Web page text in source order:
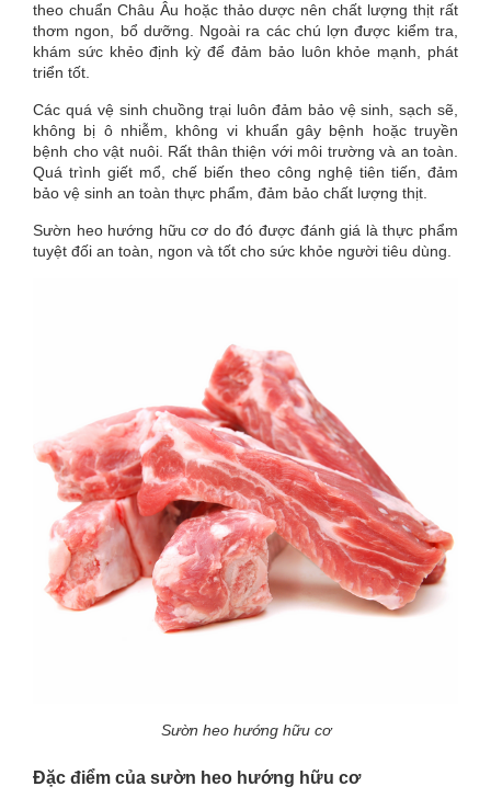
theo chuẩn Châu Âu hoặc thảo dược nên chất lượng thịt rất
thơm ngon, bổ dưỡng. Ngoài ra các chú lợn được kiểm tra,
khám sức khẻo định kỳ để đảm bảo luôn khỏe mạnh, phát
triển tốt.
Các quá vệ sinh chuồng trại luôn đảm bảo vệ sinh, sạch sẽ,
không bị ô nhiễm, không vi khuẩn gây bệnh hoặc truyền
bệnh cho vật nuôi. Rất thân thiện với môi trường và an toàn.
Quá trình giết mổ, chế biến theo công nghệ tiên tiến, đảm
bảo vệ sinh an toàn thực phẩm, đảm bảo chất lượng thịt.
Sườn heo hướng hữu cơ do đó được đánh giá là thực phẩm
tuyệt đối an toàn, ngon và tốt cho sức khỏe người tiêu dùng.
Sườn heo hướng hữu cơ
Đặc điểm của sườn heo hướng hữu cơ